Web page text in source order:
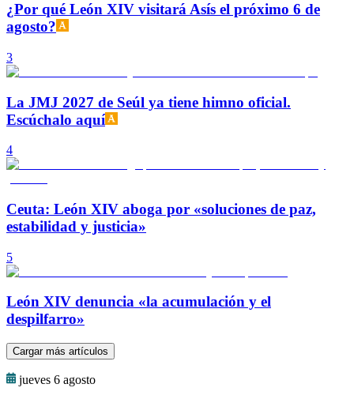
¿Por qué León XIV visitará Asís el próximo 6 de
agosto?
3
La JMJ 2027 de Seúl ya tiene himno oficial.
Escúchalo aquí
4
Ceuta: León XIV aboga por «soluciones de paz,
estabilidad y justicia»
5
León XIV denuncia «la acumulación y el
despilfarro»
Cargar más artículos
jueves 6 agosto